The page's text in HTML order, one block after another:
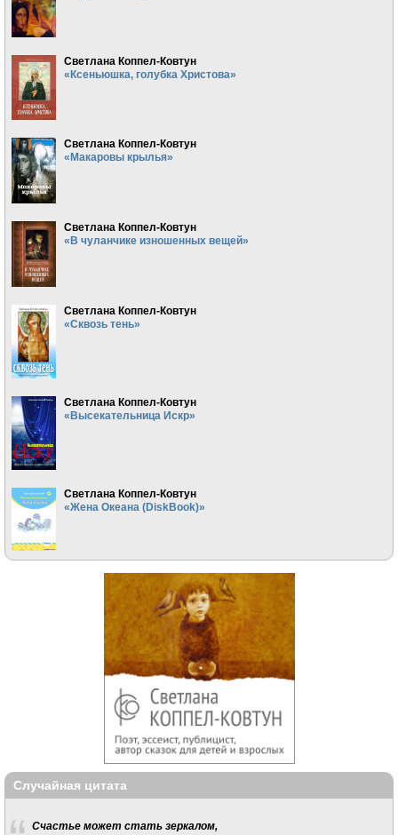
Светлана Коппел-Ковтун
«Ксеньюшка, голубка Христова»
Светлана Коппел-Ковтун
«Макаровы крылья»
Светлана Коппел-Ковтун
«В чуланчике изношенных вещей»
Светлана Коппел-Ковтун
«Сквозь тень»
Светлана Коппел-Ковтун
«Высекательница Искр»
Светлана Коппел-Ковтун
«Жена Океана (DiskBook)»
Случайная цитата
Счастье может стать зеркалом,